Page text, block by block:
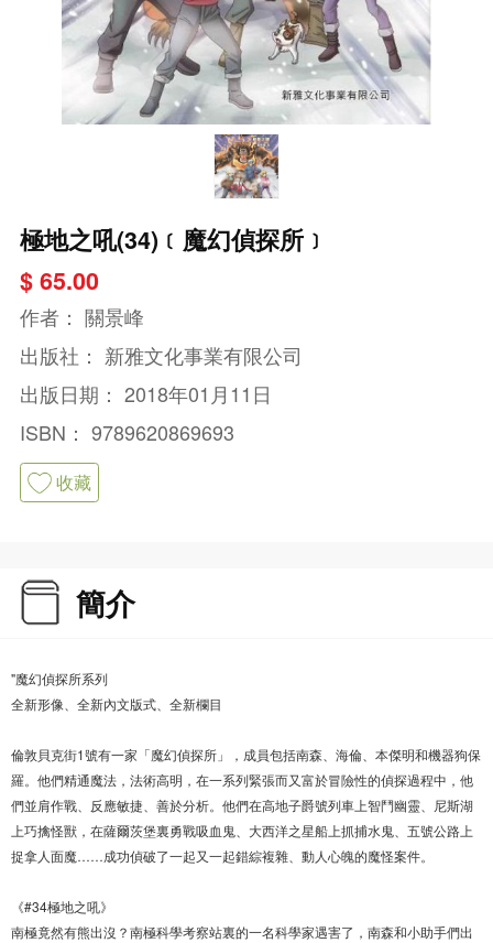
極地之吼(34)﹝魔幻偵探所﹞
$ 65.00
作者： 關景峰
出版社： 新雅文化事業有限公司
出版日期： 2018年01月11日
ISBN： 9789620869693
收藏
簡介
"魔幻偵探所系列
全新形像、全新內文版式、全新欄目
倫敦貝克街1號有一家「魔幻偵探所」，成員包括南森、海倫、本傑明和機器狗保
羅。他們精通魔法，法術高明，在一系列緊張而又富於冒險性的偵探過程中，他
們並肩作戰、反應敏捷、善於分析。他們在高地子爵號列車上智鬥幽靈、尼斯湖
上巧擒怪獸，在薩爾茨堡裏勇戰吸血鬼、大西洋之星船上抓捕水鬼、五號公路上
捉拿人面魔……成功偵破了一起又一起錯綜複雜、動人心魄的魔怪案件。
《#34極地之吼》
南極竟然有熊出沒？南極科學考察站裏的一名科學家遇害了，南森和小助手們出